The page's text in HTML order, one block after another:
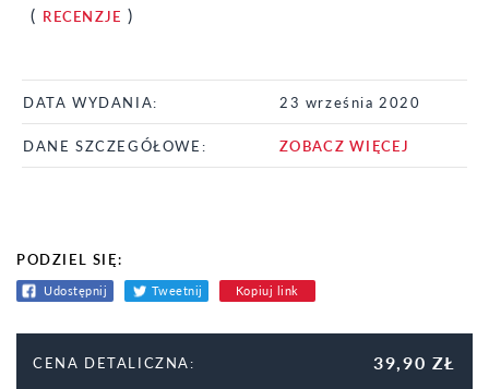
( RECENZJE )
DATA WYDANIA: 23 września 2020
DANE SZCZEGÓŁOWE: ZOBACZ WIĘCEJ
PODZIEL SIĘ:
Udostępnij Tweetnij Kopiuj link
CENA DETALICZNA: 39,90 ZŁ